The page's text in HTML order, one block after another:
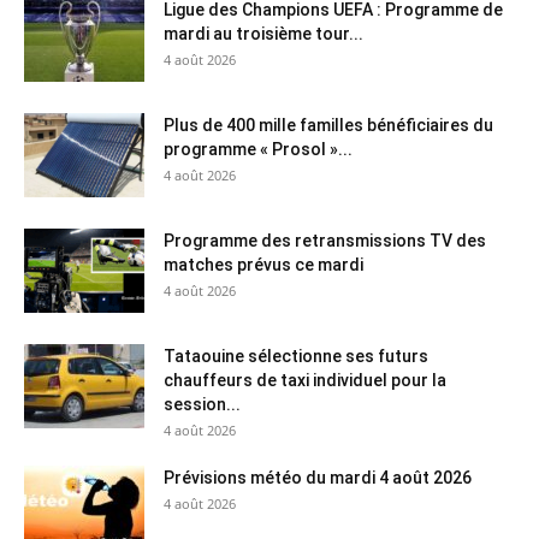
Ligue des Champions UEFA : Programme de
mardi au troisième tour...
4 août 2026
Plus de 400 mille familles bénéficiaires du
programme « Prosol »...
4 août 2026
Programme des retransmissions TV des
matches prévus ce mardi
4 août 2026
Tataouine sélectionne ses futurs
chauffeurs de taxi individuel pour la
session...
4 août 2026
Prévisions météo du mardi 4 août 2026
4 août 2026